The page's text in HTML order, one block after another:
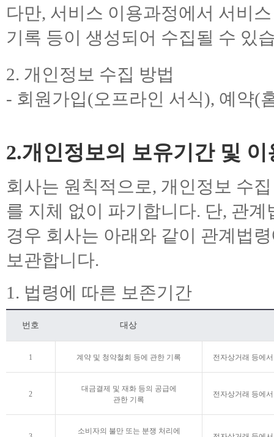
다만, 서비스 이용과정에서 서비
기록 등이 생성되어 수집될 수 있
2. 개인정보 수집 방법
- 회원가입(오프라인 서식), 예약(
2.개인정보의 보유기간 및 이
회사는 원칙적으로, 개인정보 수
를 지체 없이 파기합니다. 단, 관
경우 회사는 아래와 같이 관계법
보관합니다.
1. 법령에 따른 보존기간
번호 대상
1 계약 및 청약철회 등에 관한 기록 전자상거래 등에
2
대금결제 및 재화 등의 공급에
관한 기록
전자상거래 등에
소비자의 불만 또는 분쟁 처리에